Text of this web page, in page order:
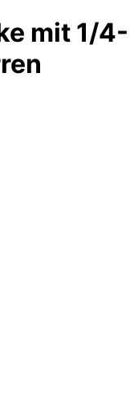
mit 1/4-